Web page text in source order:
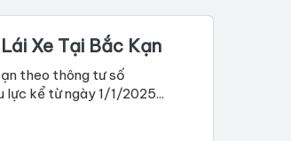
Xe Tại Bắc Kạn
theo thông tư số
kể từ ngày 1/1/2025...